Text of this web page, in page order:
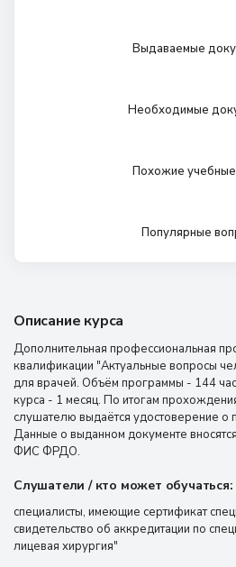
Выдаваемые
Необходимые
Похожие
Популярные
Описание курса
Дополнительная профессиональная
квалификации "Актуальные вопросы
для врачей. Объём программы - 144
курса - 1 месяц. По итогам
слушателю выдаётся удостоверение
Данные о выданном документе
ФИС ФРДО.
Слушатели / кто может обучаться:
специалисты, имеющие сертификат
свидетельство об аккредитации по
лицевая хирургия"